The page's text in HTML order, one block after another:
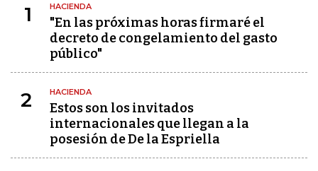
1 HACIENDA
"En las próximas horas firmaré el
decreto de congelamiento del gasto
público"
2 HACIENDA
Estos son los invitados
internacionales que llegan a la
posesión de De la Espriella